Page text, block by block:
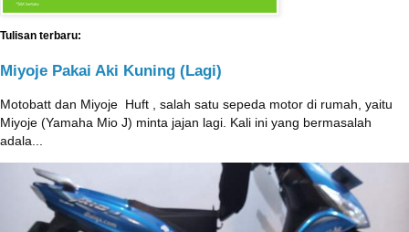
Tulisan terbaru:
Miyoje Pakai Aki Kuning (Lagi)
Motobatt dan Miyoje ‎ Huft , salah satu sepeda motor di rumah, yaitu
Miyoje (Yamaha Mio J) minta jajan lagi. Kali ini yang bermasalah
adala...